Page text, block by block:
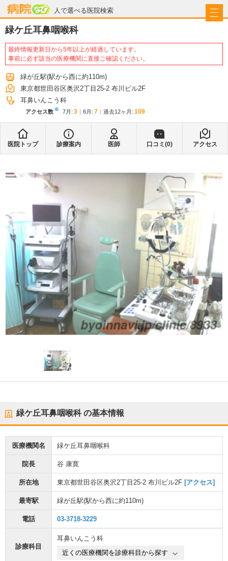
人で選べる医院検索
病院なび
緑ケ丘耳鼻咽喉科
最終情報更新日から5年以上が経過しています。
事前に必ず該当の医療機関に直接ご確認ください。
緑が丘駅(駅から西に約110m)
東京都世田谷区奥沢2丁目25-2 布川ビル2F
耳鼻いんこう科
アクセス数※ 7月 : 3 6月 : 7 過去12ヶ月: 109
医院トップ 診療案内 医師 口コミ(0) アクセス
緑ケ丘耳鼻咽喉科の基本情報
医療機関名 緑ケ丘耳鼻咽喉科
院長 谷 康寛
所在地 東京都世田谷区奥沢2丁目25-2 布川ビル2F [アクセス]
最寄駅 緑が丘駅(駅から西に約110m)
電話 03-3718-3229
診療科目
耳鼻いんこう科
近くの医療機関を診療科目から探す